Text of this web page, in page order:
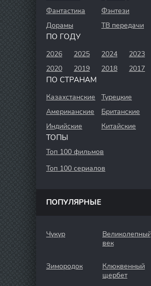
Фантастика
Фэнтези
Дорамы
ТВ передачи
ПО ГОДУ
2026 2025 2024 2023
2020
2019 2018 2017
ПО СТРАНАМ
Казахстанские Турецкие
Американские
Британские
Индийские
Китайские
ТОПЫ
Топ 100 фильмов
Топ 100 сериалов
ПОПУЛЯРНЫЕ
Чукур
Великолепный
век
Зимородок
Клюквенный
щербет